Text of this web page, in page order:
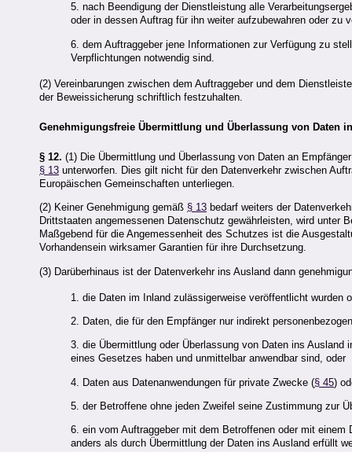
5. nach Beendigung der Dienstleistung alle
oder in dessen Auftrag für ihn weiter aufzubewahren oder zu
6. dem Auftraggeber jene Informationen zur Verfügung zu
Verpflichtungen notwendig sind.
(2) Vereinbarungen zwischen dem Auftraggeber und dem
der Beweissicherung schriftlich festzuhalten.
Genehmigungsfreie Übermittlung und Überlassung von Daten
§ 12. (1) Die Übermittlung und Überlassung von Daten an
§ 13 unterworfen. Dies gilt nicht für den Datenverkehr zwischen
Europäischen Gemeinschaften unterliegen.
(2) Keiner Genehmigung gemäß § 13 bedarf weiters der
Drittstaaten angemessenen Datenschutz gewährleisten, wird unter
Maßgebend für die Angemessenheit des Schutzes ist die
Vorhandensein wirksamer Garantien für ihre Durchsetzung.
(3) Darüberhinaus ist der Datenverkehr ins Ausland dann
1. die Daten im Inland zulässigerweise veröffentlicht wurden
2. Daten, die für den Empfänger nur indirekt
3. die Übermittlung oder Überlassung von Daten ins
eines Gesetzes haben und unmittelbar anwendbar sind, oder
4. Daten aus Datenanwendungen für private Zwecke (§ 45)
5. der Betroffene ohne jeden Zweifel seine Zustimmung zur
6. ein vom Auftraggeber mit dem Betroffenen oder mit
anders als durch Übermittlung der Daten ins Ausland erfüllt